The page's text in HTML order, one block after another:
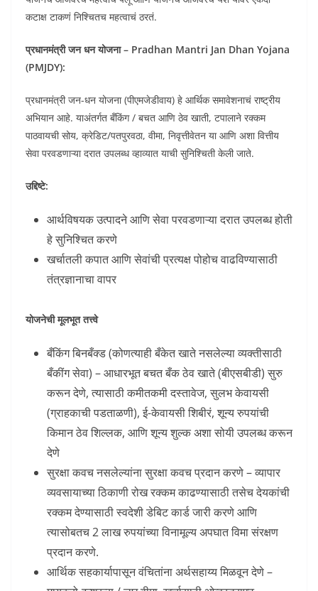
कटाक्ष टाकणं निश्चितच महत्वाचं ठरतं.
प्रधानमंत्री जन धन योजना – Pradhan Mantri Jan Dhan Yojana
(PMJDY):
प्रधानमंत्री जन-धन योजना (पीएमजेडीवाय) हे आर्थिक समावेशनाचं राष्ट्रीय
अभियान आहे. याअंतर्गत बँकिंग / बचत आणि ठेव खाती, टपालाने रक्कम
पाठवायची सोय, क्रेडिट/पतपुरवठा, वीमा, निवृत्तीवेतन या आणि अशा वित्तीय
सेवा परवडणाऱ्या दरात उपलब्ध व्हाव्यात याची सुनिश्चिती केली जाते.
उद्दिष्टे:
आर्थविषयक उत्पादने आणि सेवा परवडणाऱ्या दरात उपलब्ध होती
हे सुनिश्चित करणे
खर्चातली कपात आणि सेवांची प्रत्यक्ष पोहोच वाढविण्यासाठी
तंत्रज्ञानाचा वापर
योजनेची मूलभूत तत्त्वे
बँकिंग बिनबँक्ड (कोणत्याही बँकेत खाते नसलेल्या व्यक्तीसाठी
बँकींग सेवा) – आधारभूत बचत बँक ठेव खाते (बीएसबीडी) सुरु
करून देणे, त्यासाठी कमीतकमी दस्तावेज, सुलभ केवायसी
(ग्राहकाची पडताळणी), ई-केवायसी शिबीरं, शून्य रुपयांची
किमान ठेव शिल्लक, आणि शून्य शुल्क अशा सोयी उपलब्ध करून
देणे
सुरक्षा कवच नसलेल्यांना सुरक्षा कवच प्रदान करणे – व्यापार
व्यवसायाच्या ठिकाणी रोख रक्कम काढण्यासाठी तसेच देयकांची
रक्कम देण्यासाठी स्वदेशी डेबिट कार्ड जारी करणे आणि
त्यासोबतच 2 लाख रुपयांच्या विनामूल्य अपघात विमा संरक्षण
प्रदान करणे.
आर्थिक सहकार्यापासून वंचितांना अर्थसहाय्य मिळवून देणे –